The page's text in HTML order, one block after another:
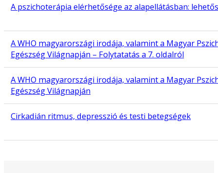
A pszichoterápia elérhetősége az alapellátásban:
A WHO magyarországi irodája, valamint a Magyar
Egészség Világnapján – Folytatatás a 7. oldalról
A WHO magyarországi irodája, valamint a Magyar
Egészség Világnapján
Cirkadián ritmus, depresszió és testi betegségek